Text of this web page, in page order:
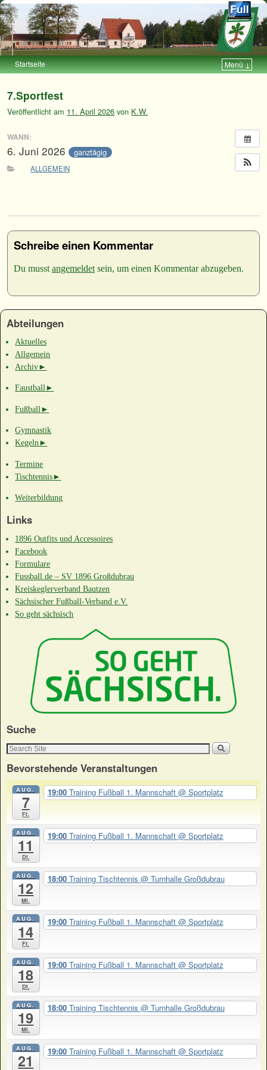
Startseite Menü ↓
7.Sportfest
Veröffentlicht am 11. April 2026 von K.W.
WANN:
6. Juni 2026 ganztägig
ALLGEMEIN
Schreibe einen Kommentar
Du musst angemeldet sein, um einen Kommentar abzugeben.
Abteilungen
Aktuelles
Allgemein
Archiv►
Faustball►
Fußball►
Gymnastik
Kegeln►
Termine
Tischtennis►
Weiterbildung
Links
1896 Outfits und Accessoires
Facebook
Formulare
Fussball.de – SV 1896 Großdubrau
Kreiskeglerverband Bautzen
Sächsischer Fußball-Verband e.V.
So geht sächsisch
Suche
Bevorstehende Veranstaltungen
AUG.
7
Fr.
19:00 Training Fußball 1. Mannschaft @ Sportplatz
AUG.
11
Di.
19:00 Training Fußball 1. Mannschaft @ Sportplatz
AUG.
12
Mi.
18:00 Training Tischtennis @ Turnhalle Großdubrau
AUG.
14
Fr.
19:00 Training Fußball 1. Mannschaft @ Sportplatz
AUG.
18
Di.
19:00 Training Fußball 1. Mannschaft @ Sportplatz
AUG.
19
Mi.
18:00 Training Tischtennis @ Turnhalle Großdubrau
AUG.
21
19:00 Training Fußball 1. Mannschaft @ Sportplatz